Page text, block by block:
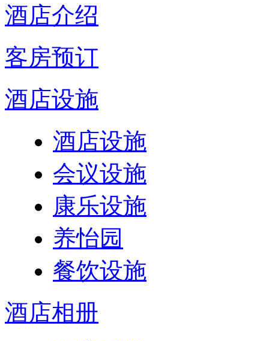
酒店介绍
客房预订
酒店设施
酒店设施
会议设施
康乐设施
养怡园
餐饮设施
酒店相册